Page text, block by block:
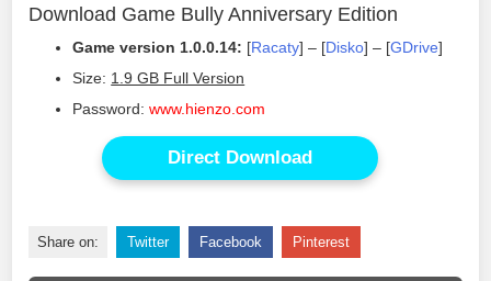
Download Game Bully Anniversary Edition
Game version 1.0.0.14: [Racaty] – [Disko] – [GDrive]
Size: 1.9 GB Full Version
Password:www.hienzo.com
Direct Download
Share on: Twitter Facebook Pinterest